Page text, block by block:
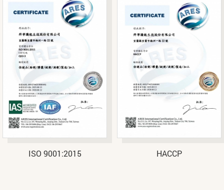
ISO 9001:2015 HACCP